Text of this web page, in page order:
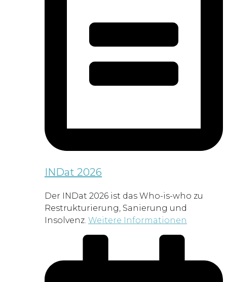
INDat 2026
Der INDat 2026 ist das Who-is-who zu
Restrukturierung, Sanierung und
Insolvenz. Weitere Informationen